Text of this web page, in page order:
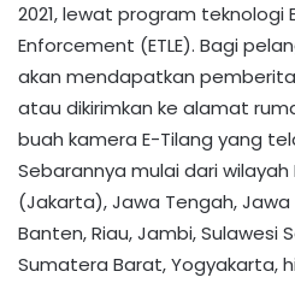
2021, lewat program teknologi
Enforcement (ETLE). Bagi
akan mendapatkan
atau dikirimkan ke alamat
buah kamera E-Tilang yang
Sebarannya mulai dari
(Jakarta), Jawa Tengah, Jawa
Banten, Riau, Jambi, Sulawesi
Sumatera Barat, Yogyakarta,